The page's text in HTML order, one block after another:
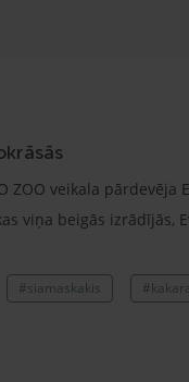
ZOO veikala
viņa beigās izrādījās,
#siamaskakis